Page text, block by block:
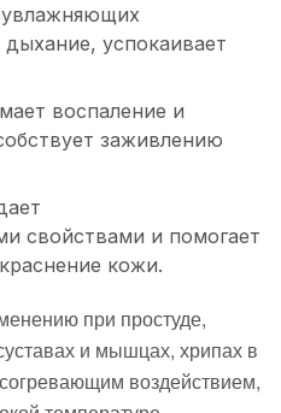
успокаивает
воспаление и
заживлению
свойствами и помогает
кожи.
при простуде,
и мышцах, хрипах в
воздействием,